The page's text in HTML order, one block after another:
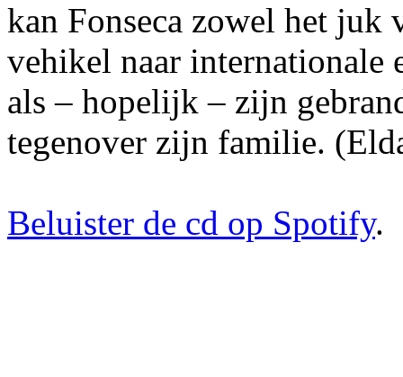
kan Fonseca zowel het
vehikel naar internationale
als – hopelijk – zijn
tegenover zijn familie.
Beluister de cd op Spotify.